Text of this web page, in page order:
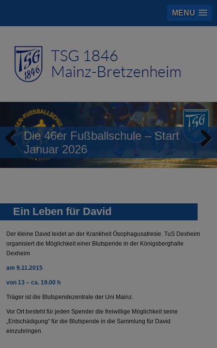
MENU
Die 46er Fußballschule – Start
Januar 2026
Previous
Ein Leben für David
Der kleine David leidet an der KrankheitÖsophagusatresie . TuS Dexheim
organisiert die Möglichkeit einer Blutspende in der Königsberghalle
Dexheim
am 9.11.2015
von 13 – ca. 19.00 h
Träger ist die Blutspendezentrale der Uni Mainz.
Vor Ort besteht für jeden Spender die freiwillige Möglichkeit seine
„Entschädigung“ für die Blutspende in die Sammlung für David
einzubringen.